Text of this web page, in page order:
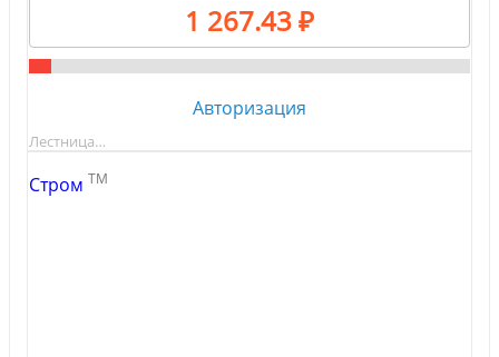
1 267.43 ₽
Авторизация
Лестница…
Стром TM